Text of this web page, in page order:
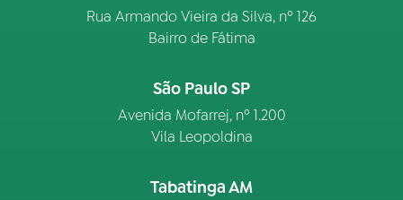
Rua Armando Vieira da Silva, nº 126
Bairro de Fátima
São Paulo SP
Avenida Mofarrej, nº 1.200
Vila Leopoldina
Tabatinga AM